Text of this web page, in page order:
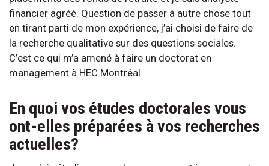
financier agréé. Question de passer à autre chose tout
en tirant parti de mon expérience, j’ai choisi de faire de
la recherche qualitative sur des questions sociales.
C’est ce qui m’a amené à faire un doctorat en
management à HEC Montréal.
En quoi vos études doctorales vous
ont-elles préparées à vos recherches
actuelles?